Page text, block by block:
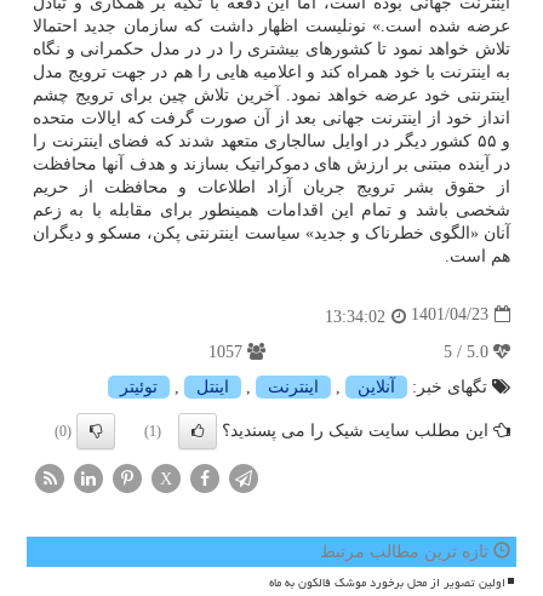
عرضه شده است.» نونلیست اظهار داشت که سازمان جدید احتمالا
تلاش خواهد نمود تا کشورهای بیشتری را در در مدل حکمرانی و نگاه
به اینترنت با خود همراه کند و اعلامیه هایی را هم در جهت ترویج مدل
اینترنتی خود عرضه خواهد نمود. آخرین تلاش چین برای ترویج چشم
انداز خود از اینترنت جهانی بعد از آن صورت گرفت که ایالات متحده
و ۵۵ کشور دیگر در اوایل سالجاری متعهد شدند که فضای اینترنت را
در آینده مبتنی بر ارزش های دموکراتیک بسازند و هدف آنها محافظت
از حقوق بشر ترویج جریان آزاد اطلاعات و محافظت از حریم
شخصی باشد و تمام این اقدامات همینطور برای مقابله با به زعم
آنان «الگوی خطرناک و جدید» سیاست اینترنتی پکن، مسکو و دیگران
هم است.
1401/04/23
13:34:02
تگهای خبر:
آنلاین اینترنت اینتل توئیتر
این مطلب سایت شیک را می پسندید؟ (1)
(0)
X
تازه ترین مطالب مرتبط
اولین تصویر از محل برخورد موشک فالکون به ماه